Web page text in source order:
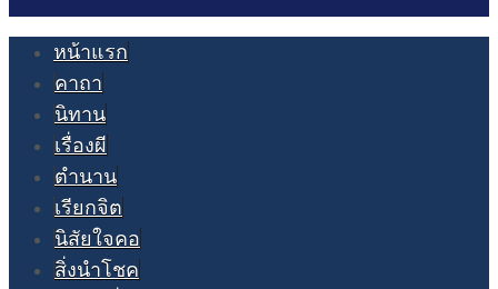
หน้าแรก
คาถา
นิทาน
เรื่องผี
ตำนาน
เรียกจิต
นิสัยใจคอ
สิ่งนำโชค